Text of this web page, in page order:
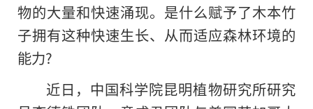
物的大量和快速涌现。是什么赋予了木本竹
子拥有这种快速生长、从而适应森林环境的
能力?
近日，中国科学院昆明植物研究所研究